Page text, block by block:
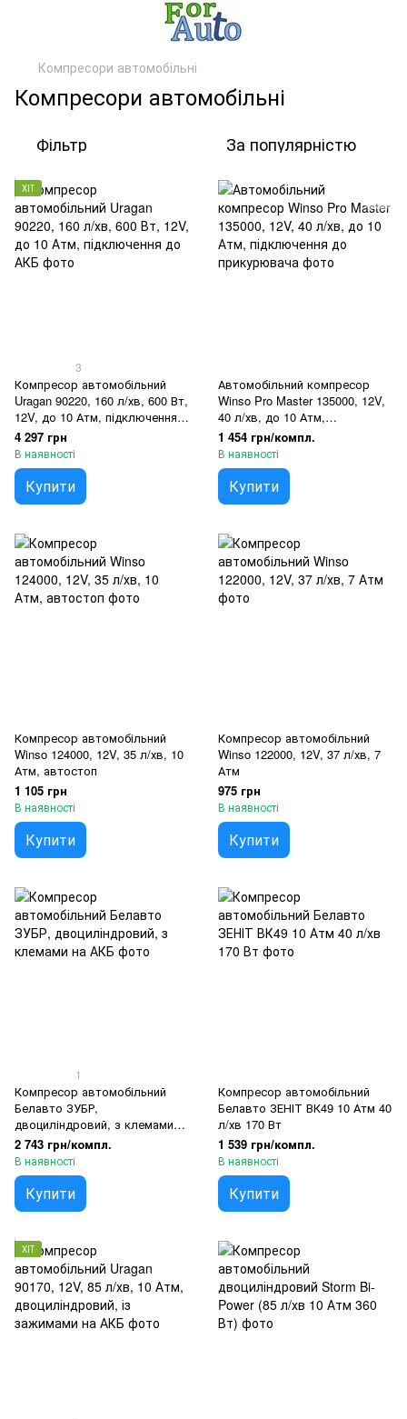
Компресори автомобільні
Компресори автомобільні
Фільтр За популярністю
ХІТ
3
Компресор автомобільний
Uragan 90220, 160 л/хв, 600 Вт,
12V, до 10 Атм, підключення
до АКБ
4 297 грн
В наявності
Купити
Автомобільний компресор
Winso Pro Master 135000, 12V,
40 л/хв, до 10 Атм,
підключення до прикурювача
1 454 грн/компл.
В наявності
Купити
Компресор автомобільний
Winso 124000, 12V, 35 л/хв, 10
Атм, автостоп
1 105 грн
В наявності
Купити
Компресор автомобільний
Winso 122000, 12V, 37 л/хв, 7
Атм
975 грн
В наявності
Купити
1
Компресор автомобільний
Белавто ЗУБР,
двоциліндровий, з клемами
на АКБ
2 743 грн/компл.
В наявності
Купити
Компресор автомобільний
Белавто ЗЕНІТ ВК49 10 Атм 40
л/хв 170 Вт
1 539 грн/компл.
В наявності
Купити
ХІТ